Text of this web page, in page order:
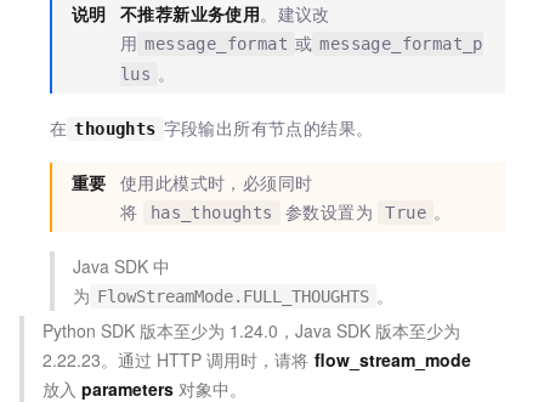
说明 不推荐新业务使用。建议改
用 message_format 或 message_format_p
lus 。
在 thoughts 字段输出所有节点的结果。
重要 使用此模式时，必须同时
将
has_thoughts 参数设置为 True 。
Java SDK 中
为 FlowStreamMode.FULL_THOUGHTS 。
Python SDK 版本至少为 1.24.0，Java SDK 版本至少为
2.22.23。通过 HTTP 调用时，请将 flow_stream_mode
放入 parameters 对象中。